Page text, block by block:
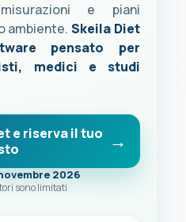
e piani
ambiente.Skeila Diet
pensato per
medici e studi
e riserva il tuo
2026
sono limitati